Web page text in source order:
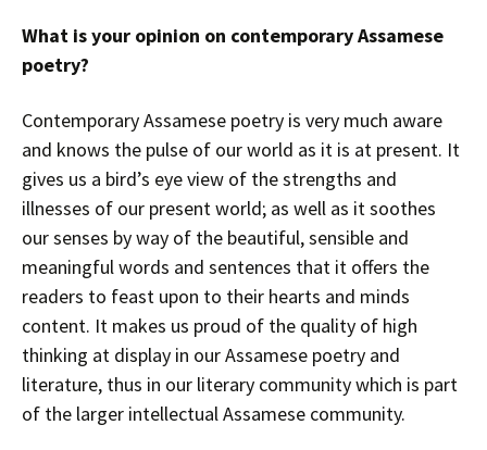
What is your opinion on contemporary Assamese
poetry?
Contemporary Assamese poetry is very much aware
and knows the pulse of our world as it is at present. It
gives us a bird’s eye view of the strengths and
illnesses of our present world; as well as it soothes
our senses by way of the beautiful, sensible and
meaningful words and sentences that it offers the
readers to feast upon to their hearts and minds
content. It makes us proud of the quality of high
thinking at display in our Assamese poetry and
literature, thus in our literary community which is part
of the larger intellectual Assamese community.